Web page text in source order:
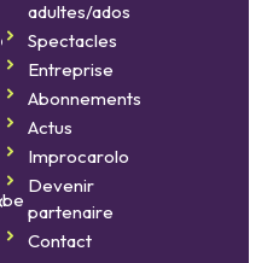
adultes/ados
Spectacles
Entreprise
Abonnements
Actus
Improcarolo
Devenir
partenaire
Contact